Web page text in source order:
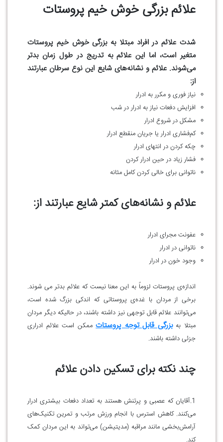
علائم بزرگی خوش خیم پروستات
شدت علائم در افراد مبتلا به بزرگی خوش خیم پروستات
متغیر است، اما این علائم به تدریج در طول زمان بدتر
می‌شوند. علائم و نشانه‌های شایع این نوع سرطان عبارتند
از:
نیاز فوری و مکرر به ادرار
افزایش دفعات نیاز به ادرار در شب
مشکل در شروع ادرار
کم‌فشاری ادرار یا جریان منقطع ادرار
چکه کردن در انتهای ادرار
فشار زیاد در حین ادرار کردن
ناتوانی برای خالی کردن کامل مثانه
علائم و نشانه‌های کمتر شایع عبارتند از:
عفونت مجرای ادرار
ناتوانی در ادرار
وجود خون در ادرار
اندازه‌ی پروستات لزوماً به این معنا نیست که علائم بدتر می شوند.
برخی از مردان با غده‌ی پروستاتی که اندکی بزرگ شده است،
می‌توانند علائم قابل توجهی نیز داشته باشند، در حالیکه دیگر مردان
مبتلا بهبزرگی قابل توجه پروستاتممکن است علائم ادراری
جزئی داشته باشند.
چند نکته برای تسکین دادن علائم
1.آقایان که عصبی و پرتنش هستند به تعداد دفعات بیشتری ادرار
می‌کنند. کاهش استرس با انجام ورزش مرتب و تمرین تکنیک‌های
آرامش‌بخشی مانند مراقبه (مدیتیشن) می‌تواند به این مردان کمک